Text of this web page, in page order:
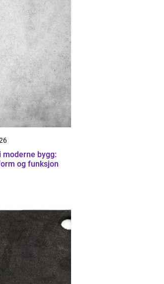
moderne bygg:
og funksjon